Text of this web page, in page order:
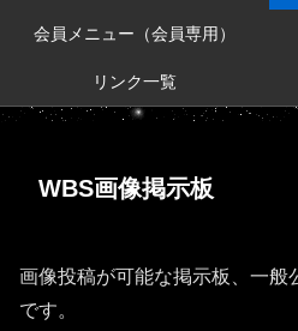
会員メニュー（会員専用）
リンク一覧
WBS画像掲示板
画像投稿が可能な掲示板、一般
です。